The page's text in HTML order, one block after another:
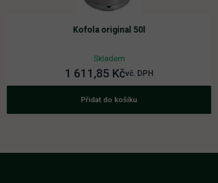
Kofola original 50l
Skladem
1 611,85 Kčvč. DPH
Přidat do košíku